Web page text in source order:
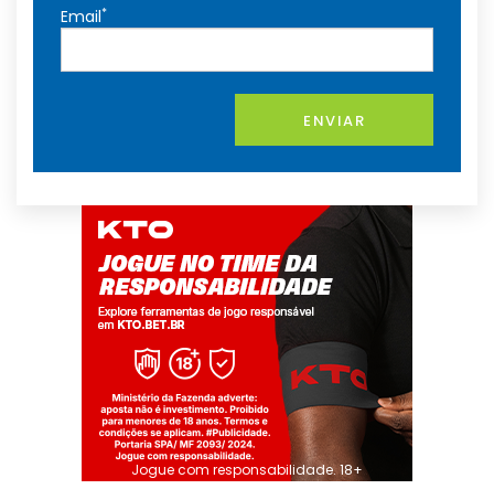
Email*
ENVIAR
Jogue com responsabilidade. 18+